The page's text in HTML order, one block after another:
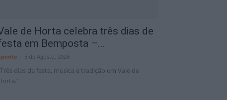
de Horta celebra três dias de
em Bemposta –...
5 de Agosto, 2026
dias de festa, música e tradição em Vale de